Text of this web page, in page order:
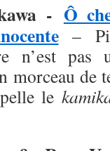
- Ô
–
n’est pas
morceau de
le